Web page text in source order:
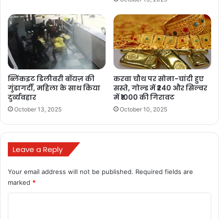
कृषि उपकरण टैक्स खाद्य वस्तु टैक्स
घरेलू सामान GST जीएसटी सुधार
नवरात्र GST रिफॉर्म रोजमर्रा के सामान सस्ता
शिक्षा और स्वास्थ्य GST
ब्लिंकइट डिलीवरी बॉयज़ की
गुंडागर्दी, महिला के साथ किया
दुर्व्यवहार
October 13, 2025
करवा चौथ पर सोना-चांदी हुए
सस्ते, गोल्ड में ₹240 और सिल्वर
में ₹1000 की गिरावट
October 10, 2025
Leave a Reply
Your email address will not be published. Required fields are
marked *